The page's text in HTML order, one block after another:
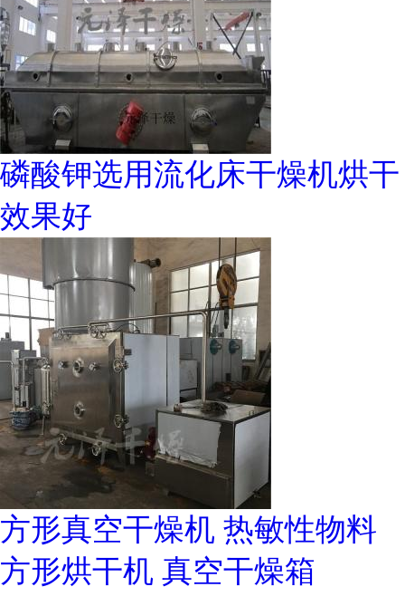
磷酸钾选用流化床干燥机烘干
效果好
方形真空干燥机 热敏性物料
方形烘干机 真空干燥箱